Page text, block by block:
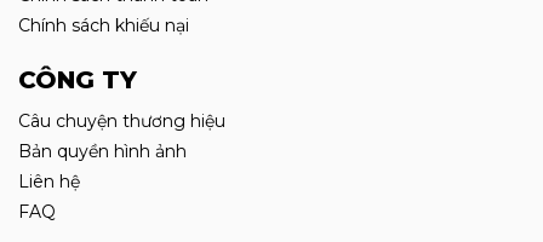
Chính sách khiếu nại
CÔNG TY
Câu chuyện thương hiệu
Bản quyền hình ảnh
Liên hệ
FAQ